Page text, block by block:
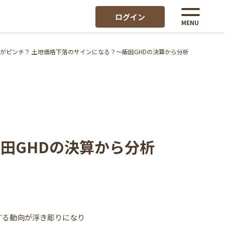
ログイン
MENU
ピンチ？ 土地価格下落のサインになる？～飯田GHDの決算から分析
GHDの決算から分析
動向が浮き彫りになり